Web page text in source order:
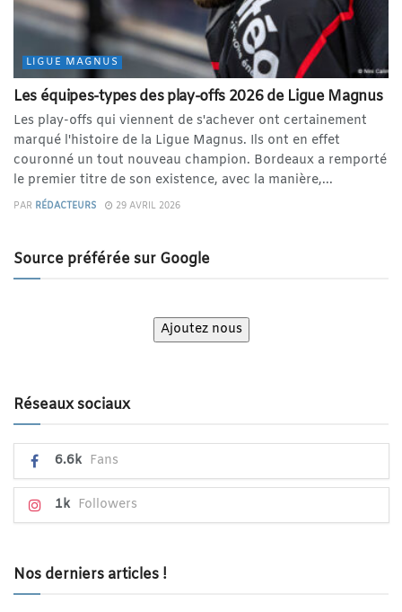
LIGUE MAGNUS
Les équipes-types des play-offs 2026 de Ligue Magnus
Les play-offs qui viennent de s'achever ont certainement
marqué l'histoire de la Ligue Magnus. Ils ont en effet
couronné un tout nouveau champion. Bordeaux a remporté
le premier titre de son existence, avec la manière,...
PAR RÉDACTEURS 29 AVRIL 2026
Source préférée sur Google
Ajoutez nous
Réseaux sociaux
6.6k Fans
1k Followers
Nos derniers articles !